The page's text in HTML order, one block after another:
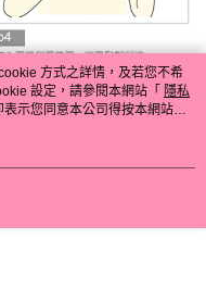
方式之詳情，及若您不希
設定，請參閱本網站「 隱私
示您同意本公司得按本網站使